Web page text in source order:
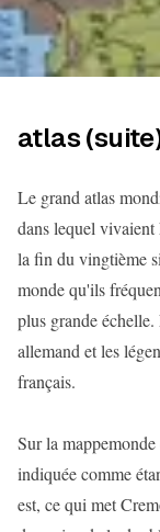
atlas
Le grand atlas
dans lequel
la fin du vingtième
monde qu'ils
plus grande
allemand et les
français.
Sur la
indiquée comme
est, ce qui met